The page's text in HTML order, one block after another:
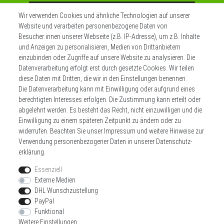
** Hierbei handelt es sich um ein Pflichtfeld.
Widerrufs­recht Impressum
Daten­schutz­erklärung AGB Kontakt
Zahlen sie bequem per
Wir verwenden Cookies und ähnliche Technologien auf unserer
Website und verarbeiten personenbezogene Daten von
Besucher:innen unserer Webseite (z.B. IP-Adresse), um z.B. Inhalte
und Anzeigen zu personalisieren, Medien von Drittanbietern
einzubinden oder Zugriffe auf unsere Website zu analysieren. Die
Datenverarbeitung erfolgt erst durch gesetzte Cookies. Wir teilen
diese Daten mit Dritten, die wir in den Einstellungen benennen.
Die Datenverarbeitung kann mit Einwilligung oder aufgrund eines
berechtigten Interesses erfolgen. Die Zustimmung kann erteilt oder
abgelehnt werden. Es besteht das Recht, nicht einzuwilligen und die
Einwilligung zu einem späteren Zeitpunkt zu ändern oder zu
widerrufen. Beachten Sie unser Impressum und weitere Hinweise zur
Verwendung personenbezogener Daten in unserer Daten­schutz­
erklärung
Essenziell
Externe Medien
DHL Wunschzustellung
PayPal
Funktional
Weitere Einstellungen